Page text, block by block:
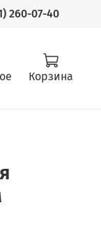
260-07-40
Корзина